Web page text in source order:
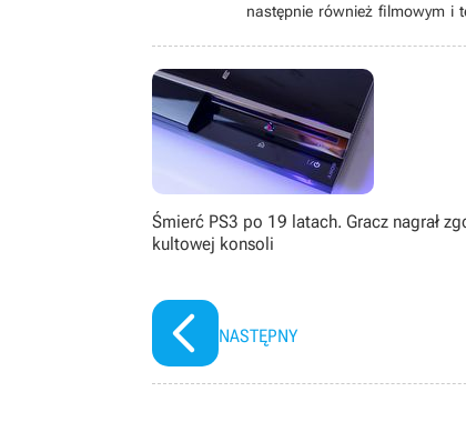
następnie również filmowym i
papierowymi), bijatykami,
zachwycać się pikselowymi
starszymi).
Śmierć PS3 po 19 latach. Gracz nagrał
kultowej konsoli
NASTĘPNY